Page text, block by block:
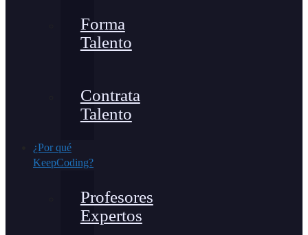
Forma
Talento
Contrata
Talento
¿Por qué
KeepCoding?
Profesores
Expertos